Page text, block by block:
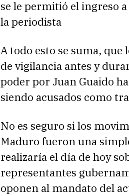
se le permitió el ingreso
la periodista
A todo esto se suma,
de vigilancia antes y
poder por Juan Guaido
siendo acusados como
No es seguro si los
Maduro fueron una
realizaría el día de hoy
representantes
oponen al mandato del